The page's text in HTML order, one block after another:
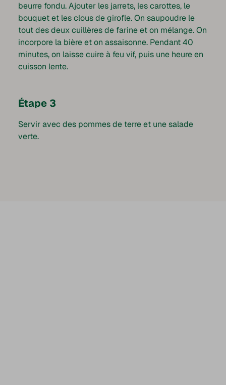
beurre fondu. Ajouter les jarrets, les carottes, le
bouquet et les clous de girofle. On saupoudre le
tout des deux cuillères de farine et on mélange. On
incorpore la bière et on assaisonne. Pendant 40
minutes, on laisse cuire à feu vif, puis une heure en
cuisson lente.
Étape 3
Servir avec des pommes de terre et une salade
verte.